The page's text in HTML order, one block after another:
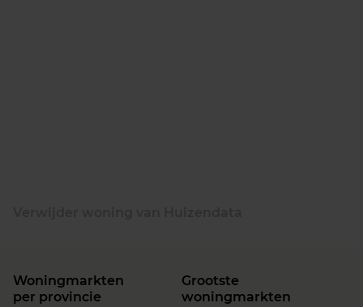
Woningmarkten
per provincie
Grootste
woningmarkten